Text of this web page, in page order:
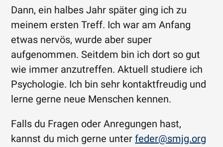
Dann, ein halbes Jahr später ging ich zu
meinem ersten Treff. Ich war am Anfang
etwas nervös, wurde aber super
aufgenommen. Seitdem bin ich dort so gut
wie immer anzutreffen. Aktuell studiere ich
Psychologie. Ich bin sehr kontaktfreudig und
lerne gerne neue Menschen kennen.
Falls du Fragen oder Anregungen hast,
kannst du mich gerne unterfeder@smjg.org